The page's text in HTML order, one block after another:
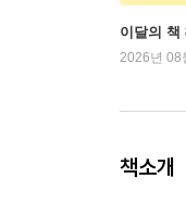
이달의 책
2026년 08
책소개